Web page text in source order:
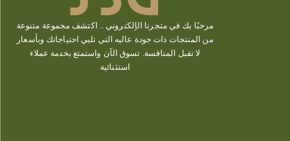
مرحبًا بك في متجرنا الإلكتروني ..اكتشفمجموعة متنوعة
من المنتجات ذات جودة عاليه التي تلبي احتياجاتك وبأسعار
لا تقبل المنافسة. تسوق الآن واستمتع بخدمة عملاء
استثنائية